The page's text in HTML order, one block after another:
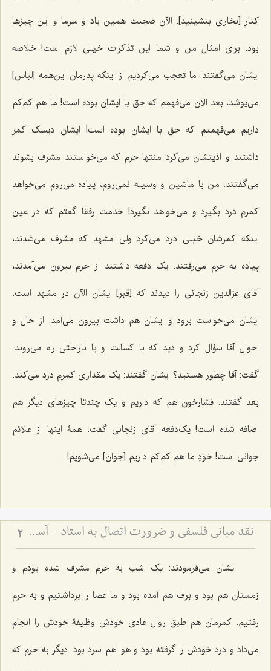
کنارِ [بخاری بنشینید]. الآن صحبت همین باد و سرما و این چیزها
بود. براى امثال من و شما این تذکرات خیلى لازم است! خلاصه
ایشان مى‌گفتند: ما تعجب مى‌کردیم از اینکه پدرمان این‌همه [لباس]
مى‌پوشد، بعد الآن مى‌فهمم که حق با ایشان بوده است! ما هم کم‌کم
داریم مى‌فهمیم که حق با ایشان بوده است! ایشان دیسک کمر
داشتند و اذیتشان مى‌کرد منتها حرم که می‌خواستند مشرف بشوند
مى‌گفتند: من با ماشین و وسیله نمى‌روم، پیاده مى‌روم مى‌خواهد
کمرم درد بگیرد و مى‌خواهد نگیرد! خدمت رفقا گفتم که در عین
اینکه کمرشان خیلى درد مى‌کرد ولى مشهد که مشرف مى‌شدند،
پیاده به حرم مى‌رفتند. یک دفعه داشتند از حرم بیرون مى‌آمدند،
آقاى عزالدین زنجانى را دیدند که [قبر] ایشان الآن در مشهد است.
ایشان مى‌خواست برود و ایشان هم داشت بیرون مى‌آمد. از حال و
احوال‌ آقا سؤال کرد و دید که با کسالت و با ناراحتى راه مى‌روند.
گفت: آقا چطور هستید؟ ایشان گفتند: یک مقدارى کمرم درد مى‌کند.
بعد گفتند: فشارخون هم که داریم و یک چندتا چیزهاى دیگر هم
اضافه شده است! یک‌دفعه آقاى زنجانى گفت: همۀ اینها از علائم
جوانى است! خودِ ما هم کم‌کم داریم [جوان] مى‌شویم!
نقد مبانی فلسفی و ضرورت اتصال به استاد - آسیب‌شناسی دروس خشک و لزوم پیوند علم با عمل 2
ایشان مى‌فرمودند: یک شب به حرم مشرف شده بودم و
زمستان هم بود و برف هم آمده بود و ما عصا را برداشتیم و به حرم
رفتیم. کمرمان هم طبق روال عادى خودش وظیفۀ خودش را انجام
می‌داد و درد خودش را گرفته بود و هوا هم سرد بود. دیگر به حرم که